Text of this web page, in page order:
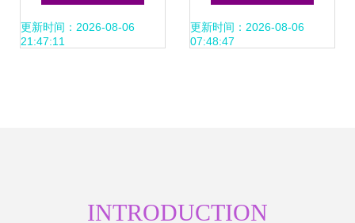
心条款解析与建议
更新时间：2026-08-06
21:47:11
代信息技术与制造
更新时间：2026-08-06
07:48:47
INTRODUCTION